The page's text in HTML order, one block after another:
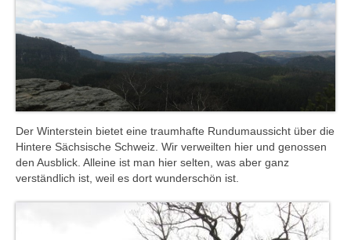
Der Winterstein bietet eine traumhafte Rundumaussicht über die
Hintere Sächsische Schweiz. Wir verweilten hier und genossen
den Ausblick. Alleine ist man hier selten, was aber ganz
verständlich ist, weil es dort wunderschön ist.